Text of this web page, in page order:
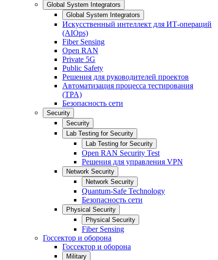
Global System Integrators
Global System Integrators
Искусственный интеллект для ИТ-операций
(AIOps)
Fiber Sensing
Open RAN
Private 5G
Public Safety
Решения для руководителей проектов
Автоматизация процесса тестирования
(TPA)
Безопасность сети
Security
Security
Lab Testing for Security
Lab Testing for Security
Open RAN Security Test
Решения для управления VPN
Network Security
Network Security
Quantum-Safe Technology
Безопасность сети
Physical Security
Physical Security
Fiber Sensing
Госсектор и оборона
Госсектор и оборона
Military